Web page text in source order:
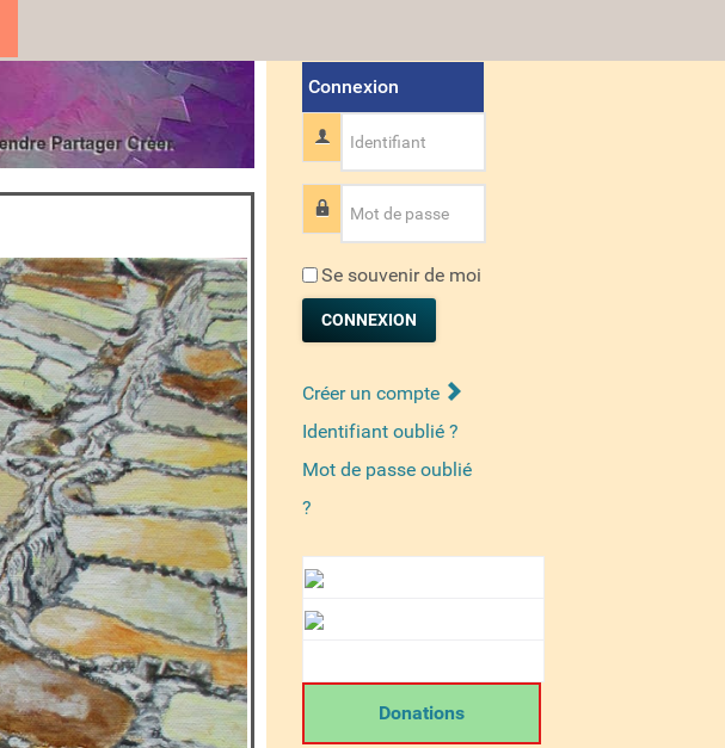
Connexion
Identifiant
Mot de passe
Se souvenir de moi
CONNEXION
Créer un compte
Identifiant oublié ?
Mot de passe oublié
?
Donations